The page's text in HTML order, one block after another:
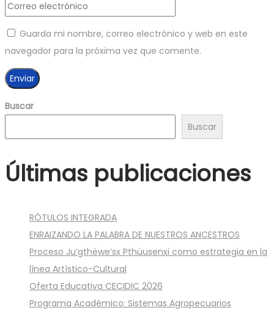
Guarda mi nombre, correo electrónico y web en este
navegador para la próxima vez que comente.
Buscar
Buscar
Últimas publicaciones
RÓTULOS INTEGRADA
ENRAIZANDO LA PALABRA DE NUESTROS ANCESTROS
Proceso Ju’gthëwe’sx Pthüusenxi como estrategia en la
línea Artístico-Cultural
Oferta Educativa CECIDIC 2026
Programa Académico: Sistemas Agropecuarios